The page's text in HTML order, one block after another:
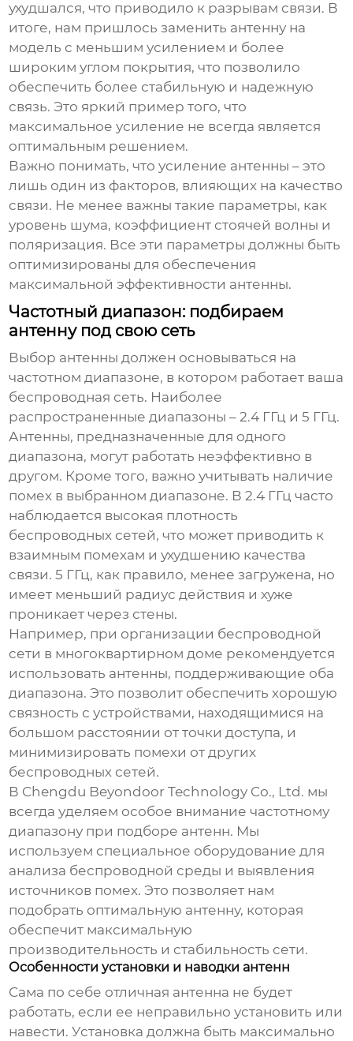
ухудшался, что приводило к разрывам связи. В
итоге, нам пришлось заменить антенну на
модель с меньшим усилением и более
широким углом покрытия, что позволило
обеспечить более стабильную и надежную
связь. Это яркий пример того, что
максимальное усиление не всегда является
оптимальным решением.
Важно понимать, что усиление антенны – это
лишь один из факторов, влияющих на качество
связи. Не менее важны такие параметры, как
уровень шума, коэффициент стоячей волны и
поляризация. Все эти параметры должны быть
оптимизированы для обеспечения
максимальной эффективности антенны.
Частотный диапазон: подбираем
антенну под свою сеть
Выбор антенны должен основываться на
частотном диапазоне, в котором работает ваша
беспроводная сеть. Наиболее
распространенные диапазоны – 2.4 ГГц и 5 ГГц.
Антенны, предназначенные для одного
диапазона, могут работать неэффективно в
другом. Кроме того, важно учитывать наличие
помех в выбранном диапазоне. В 2.4 ГГц часто
наблюдается высокая плотность
беспроводных сетей, что может приводить к
взаимным помехам и ухудшению качества
связи. 5 ГГц, как правило, менее загружена, но
имеет меньший радиус действия и хуже
проникает через стены.
Например, при организации беспроводной
сети в многоквартирном доме рекомендуется
использовать антенны, поддерживающие оба
диапазона. Это позволит обеспечить хорошую
связность с устройствами, находящимися на
большом расстоянии от точки доступа, и
минимизировать помехи от других
беспроводных сетей.
В Chengdu Beyondoor Technology Co., Ltd. мы
всегда уделяем особое внимание частотному
диапазону при подборе антенн. Мы
используем специальное оборудование для
анализа беспроводной среды и выявления
источников помех. Это позволяет нам
подобрать оптимальную антенну, которая
обеспечит максимальную
производительность и стабильность сети.
Особенности установки и наводки антенн
Сама по себе отличная антенна не будет
работать, если ее неправильно установить или
навести. Установка должна быть максимально